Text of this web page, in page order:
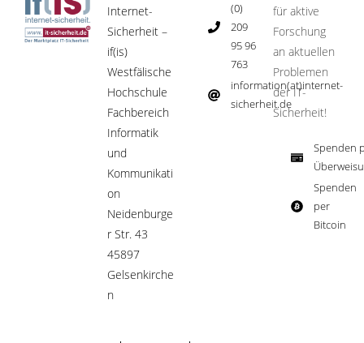
Internet-
Sicherheit –
if(is)
Westfälische
Hochschule
Fachbereich
Informatik
und
Kommunikati
on
Neidenburge
r Str. 43
45897
Gelsenkirche
n
(0)
209
95 96
763
information(at)internet-
sicherheit.de ​
für aktive
Forschung
an aktuellen
Problemen
der IT-
Sicherheit!​
Spenden
Spenden
per
Bitcoin​